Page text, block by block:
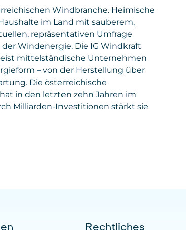
Windbranche. Heimische
im Land mit sauberem,
repräsentativen Umfrage
Windenergie. Die IG Windkraft
mittelständische Unternehmen
– von der Herstellung über
Die österreichische
in den letzten zehn Jahren im
Milliarden-Investitionen stärkt sie